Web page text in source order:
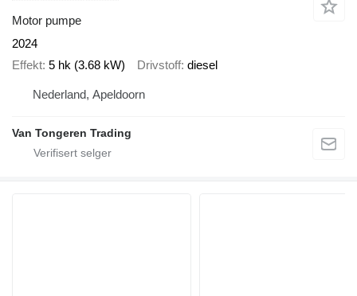
Motor pumpe
2024
Effekt 5 hk (3.68 kW) Drivstoff diesel
Nederland, Apeldoorn
Van Tongeren Trading